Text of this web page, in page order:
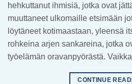
hehkuttanut ihmisiä, jotka ovat
muuttaneet ulkomaille etsimään
löytäneet kotimaastaan, yleensä
rohkeina arjen sankareina, jotka
työelämän oravanpyörästä.
CONTINUE